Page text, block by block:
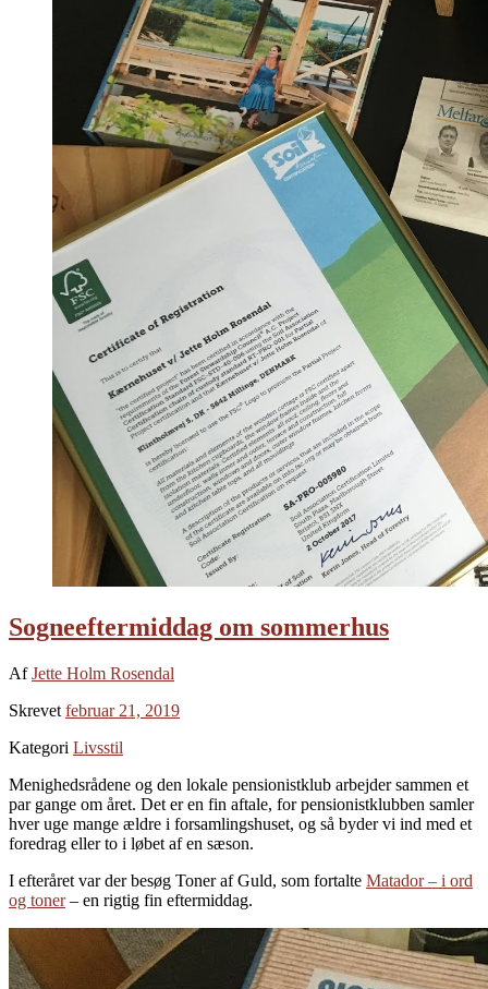
Sogneeftermiddag om sommerhus
AfJette Holm Rosendal
Skrevet februar 21, 2019
Kategori Livsstil
Menighedsrådene og den lokale pensionistklub arbejder sammen et
par gange om året. Det er en fin aftale, for pensionistklubben samler
hver uge mange ældre i forsamlingshuset, og så byder vi ind med et
foredrag eller to i løbet af en sæson.
I efteråret var der besøg Toner af Guld, som fortalte Matador – i ord
og toner– en rigtig fin eftermiddag.